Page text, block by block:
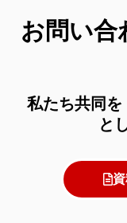
お問い合
私たち共同